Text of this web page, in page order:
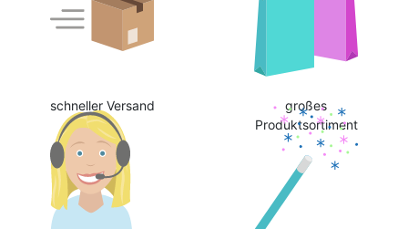
schneller Versand
großes
Produktsortiment